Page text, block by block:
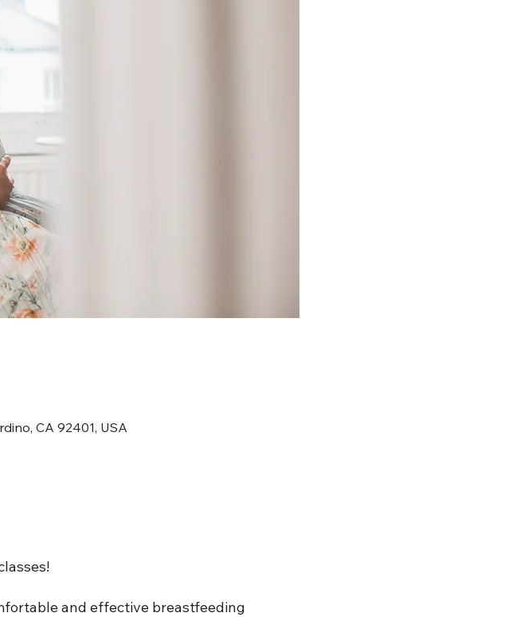
CA 92401, USA
and effective breastfeeding